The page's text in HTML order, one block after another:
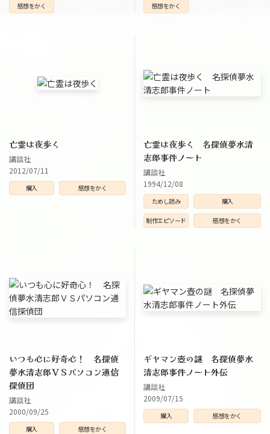
感想をかく 感想をかく
亡霊は夜歩く
講談社
2012/07/11
購入 感想をかく
亡霊は夜歩く 名探偵夢水清
志郎事件ノート
講談社
1994/12/08
ためし読み 購入
制作エピソード 感想をかく
いつも心に好奇心！ 名探偵
夢水清志郎ＶＳパソコン通信
探偵団
講談社
2000/09/25
購入 感想をかく
ギヤマン壺の謎 名探偵夢水
清志郎事件ノート外伝
講談社
2009/07/15
購入 感想をかく